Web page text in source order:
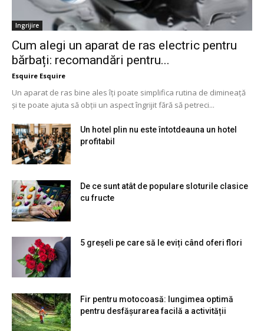
Ingrijire
Cum alegi un aparat de ras electric pentru
bărbați: recomandări pentru...
Esquire Esquire
Un aparat de ras bine ales îți poate simplifica rutina de dimineață
și te poate ajuta să obții un aspect îngrijit fără să petreci...
Un hotel plin nu este întotdeauna un hotel
profitabil
De ce sunt atât de populare sloturile clasice
cu fructe
5 greșeli pe care să le eviți când oferi flori
Fir pentru motocoasă: lungimea optimă
pentru desfășurarea facilă a activității